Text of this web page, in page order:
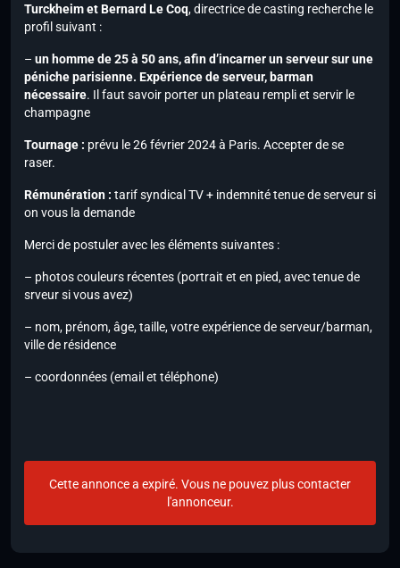
Turckheim et Bernard Le Coq, directrice de casting recherche le
profil suivant :
– un homme de 25 à 50 ans, afin d’incarner un serveur sur une
péniche parisienne. Expérience de serveur, barman
nécessaire. Il faut savoir porter un plateau rempli et servir le
champagne
Tournage : prévu le 26 février 2024 à Paris. Accepter de se
raser.
Rémunération : tarif syndical TV + indemnité tenue de serveur si
on vous la demande
Merci de postuler avec les éléments suivantes :
– photos couleurs récentes (portrait et en pied, avec tenue de
srveur si vous avez)
– nom, prénom, âge, taille, votre expérience de serveur/barman,
ville de résidence
– coordonnées (email et téléphone)
Cette annonce a expiré. Vous ne pouvez plus contacter
l'annonceur.